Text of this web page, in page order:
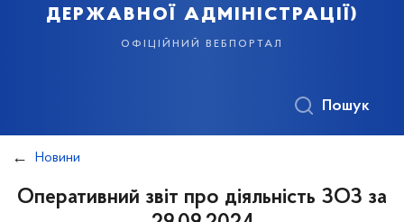
державної адміністрації)
офіційний вебпортал
Пошук
Новини
Оперативний звіт про діяльність ЗОЗ за